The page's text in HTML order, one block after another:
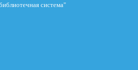
система"